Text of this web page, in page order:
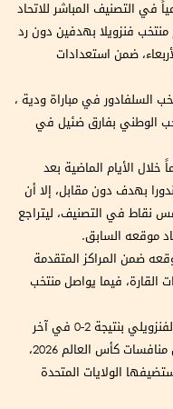
الوطني إلى المركز الـ 57 عالمياً في التصنيف المباشر للاتحاد
فنزويلا بهدفين دون رد
ضمن استعدادات
السلفادور في مباراة ودية ،
متجاوزاً المنتخب الوطني بفارق ضئيل في
الأيام الماضية بعد
بهدف دون مقابل، إلا أن
نقاط في التصنيف، ليتراجع
موقعه السابق.
ضمن المراكز المتقدمة
القارة، فيما يواصل منتخب
وخسر المنتخب الوطني العراقي أمام نظيره الفنزويلي بنتيجة 2-0 في آخر
مبارياته الودية، ضمن تحضيراته للمشاركة في منافسات كأس العالم 2026،
الجاري، وتستضيفها الولايات المتحدة